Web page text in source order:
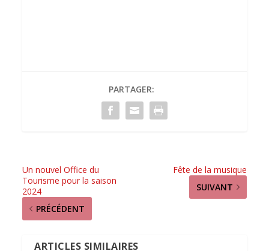
PARTAGER:
Un nouvel Office du
Tourisme pour la saison
2024
Fête de la musique